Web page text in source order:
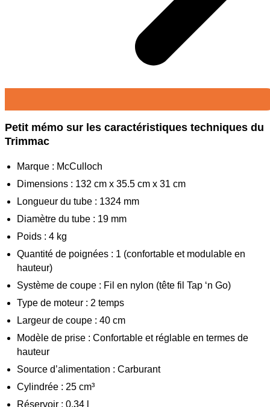
Petit mémo sur les caractéristiques techniques du
Trimmac
Marque : McCulloch
Dimensions : 132 cm x 35.5 cm x 31 cm
Longueur du tube : 1324 mm
Diamètre du tube : 19 mm
Poids : 4 kg
Quantité de poignées : 1 (confortable et modulable en
hauteur)
Système de coupe : Fil en nylon (tête fil Tap ‘n Go)
Type de moteur : 2 temps
Largeur de coupe : 40 cm
Modèle de prise : Confortable et réglable en termes de
hauteur
Source d’alimentation : Carburant
Cylindrée : 25 cm³
Réservoir : 0.34 l